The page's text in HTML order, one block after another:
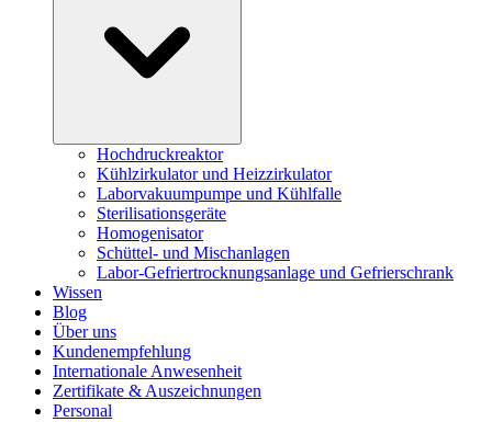
Hochdruckreaktor
Kühlzirkulator und Heizzirkulator
Laborvakuumpumpe und Kühlfalle
Sterilisationsgeräte
Homogenisator
Schüttel- und Mischanlagen
Labor-Gefriertrocknungsanlage und Gefrierschrank
Wissen
Blog
Über uns
Kundenempfehlung
Internationale Anwesenheit
Zertifikate & Auszeichnungen
Personal